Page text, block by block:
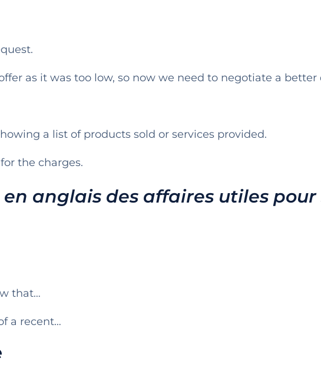
as it was too low, so now we need to negotiate a better
a list of products sold or services provided.
the charges.
en anglais des affaires utiles pour
that…
a recent…